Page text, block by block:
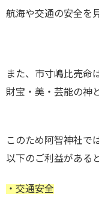
航海や交通の安全を
また、市寸嶋比売命
財宝・美・芸能の神
このため阿智神社で
以下のご利益がある
・交通安全